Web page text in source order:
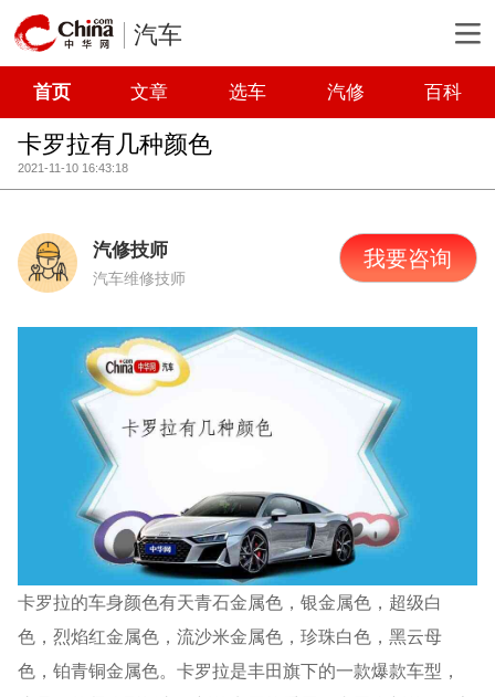
汽车
首页 文章 选车 汽修 百科
卡罗拉有几种颜色
2021-11-10 16:43:18
汽修技师
汽车维修技师
我要咨询
卡罗拉的车身颜色有天青石金属色，银金属色，超级白
色，烈焰红金属色，流沙米金属色，珍珠白色，黑云母
色，铂青铜金属色。卡罗拉是丰田旗下的一款爆款车型，